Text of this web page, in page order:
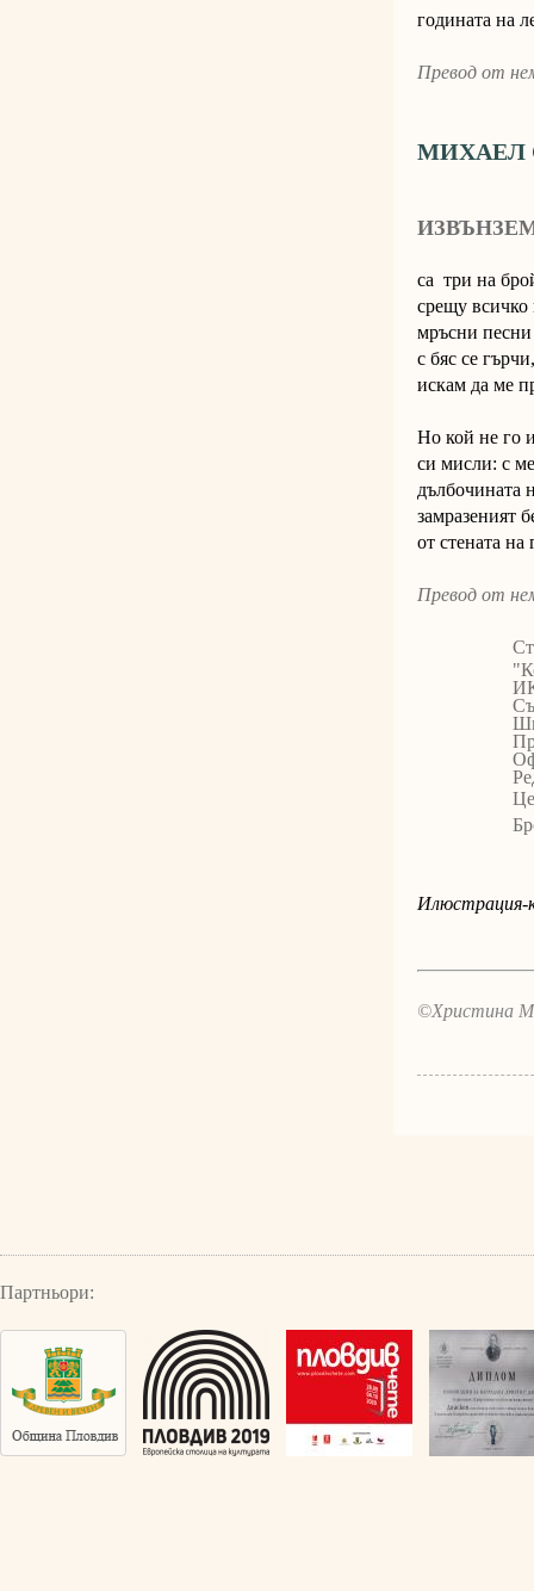
годината на
Превод от
МИХАЕЛ
са три на
срещу всичко
мръсни песни
с бяс се
искам да ме
Но кой не го
си мисли: с
дълбочината
замразеният
от стената
Превод от
Илюстрация-
©Христина
Партньори: